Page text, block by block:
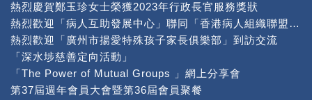
熱烈慶賀鄭玉珍女士榮獲2023年行政長官服務獎狀
熱烈歡迎「病人互助發展中心」聯同「香港病人組織聯盟」到本中心交流
熱烈歡迎「廣州市揚愛特殊孩子家長俱樂部」到訪交流
「深水埗慈善定向活動」
「The Power of Mutual Groups 」網上分享會
第37屆週年會員大會暨第36屆會員聚餐